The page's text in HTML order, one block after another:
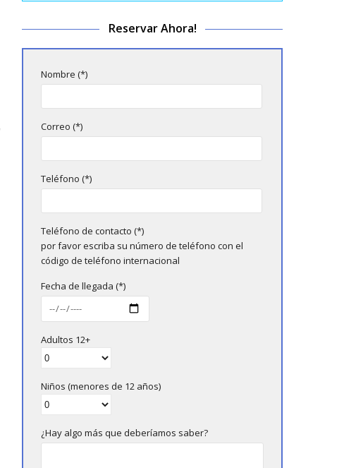
Reservar Ahora!
Nombre (*)
Correo (*)
Teléfono (*)
Teléfono de contacto (*)
por favor escriba su número de teléfono con el
código de teléfono internacional
Fecha de llegada (*)
Adultos 12+
Niños (menores de 12 años)
¿Hay algo más que deberíamos saber?